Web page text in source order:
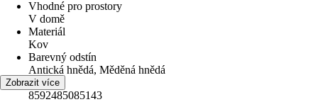
Vhodné pro prostory
V domě
Materiál
Kov
Barevný odstín
Antická hnědá, Měděná hnědá
EAN
8592485085143
Zobrazit více